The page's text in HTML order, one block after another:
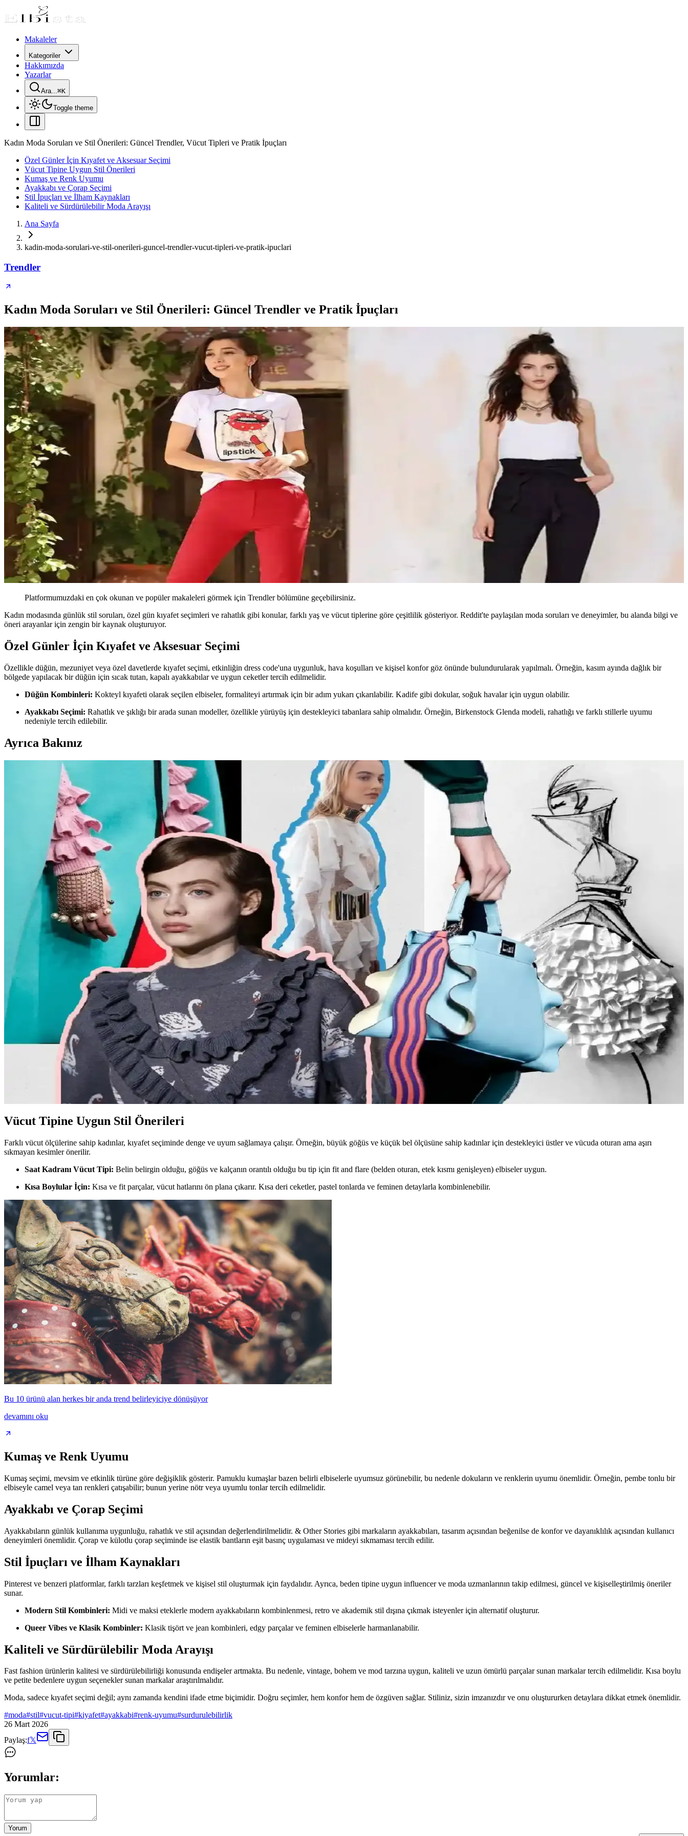
Makaleler
Kategoriler
Hakkımızda
Yazarlar
Ara...⌘K
Toggle theme
Kadın Moda Soruları ve Stil Önerileri: Güncel Trendler, Vücut Tipleri ve Pratik İpuçları
Özel Günler İçin Kıyafet ve Aksesuar Seçimi
Vücut Tipine Uygun Stil Önerileri
Kumaş ve Renk Uyumu
Ayakkabı ve Çorap Seçimi
Stil İpuçları ve İlham Kaynakları
Kaliteli ve Sürdürülebilir Moda Arayışı
Ana Sayfa
kadin-moda-sorulari-ve-stil-onerileri-guncel-trendler-vucut-tipleri-ve-pratik-ipuclari
Trendler
Kadın Moda Soruları ve Stil Önerileri: Güncel Trendler ve Pratik İpuçları
Platformumuzdaki en çok okunan ve popüler makaleleri görmek için Trendler bölümüne geçebilirsiniz.
Kadın modasında günlük stil soruları, özel gün kıyafet seçimleri ve rahatlık gibi konular, farklı yaş ve vücut tiplerine göre çeşitlilik gösteriyor. Reddit'te paylaşılan moda soruları ve deneyimler, bu alanda bilgi ve
öneri arayanlar için zengin bir kaynak oluşturuyor.
Özel Günler İçin Kıyafet ve Aksesuar Seçimi
Özellikle düğün, mezuniyet veya özel davetlerde kıyafet seçimi, etkinliğin dress code'una uygunluk, hava koşulları ve kişisel konfor göz önünde bulundurularak yapılmalı. Örneğin, kasım ayında dağlık bir
bölgede yapılacak bir düğün için sıcak tutan, kapalı ayakkabılar ve uygun ceketler tercih edilmelidir.
Düğün Kombinleri: Kokteyl kıyafeti olarak seçilen elbiseler, formaliteyi artırmak için bir adım yukarı çıkarılabilir. Kadife gibi dokular, soğuk havalar için uygun olabilir.
Ayakkabı Seçimi: Rahatlık ve şıklığı bir arada sunan modeller, özellikle yürüyüş için destekleyici tabanlara sahip olmalıdır. Örneğin, Birkenstock Glenda modeli, rahatlığı ve farklı stillerle uyumu
nedeniyle tercih edilebilir.
Ayrıca Bakınız
Carolyn Bessette Kennedy Stili ve 90'lar Minimalizminin Günümüzdeki Yansımaları
Carolyn Bessette Kennedy'nin 90'lar minimalizmini yansıtan stili, fiziksel özelliklere dayalı popülerliği ve aşırı yüceltilmesiyle tartışılıyor. Günümüzde moda daha fazla bireysellik ve çeşitlilik arıyor.
Günlük Moda Soruları ve Stil Önerileri: Vücut Tipine Uygun Kombinasyonlar ve Ayakkabı Seçimi
Moda ve stil, kişisel tercihlere göre şekillenir. Vücut tipine uygun kıyafet seçimi, günlük kombin önerileri ve rahat ayakkabı markalarıyla şıklığı yakalayın. İkinci el lüks ürün alımında dikkat edilmesi gerekenler
Kadın Modasında Beden Tipi, Sürdürülebilirlik ve Mevsime Uygun Stil Önerileri
Kadın modasında beden tipine uygun kıyafet seçimi, sürdürülebilir markalar ve mevsimsel kombin önerileri ele alınmaktadır. Estetik ve konforu birleştiren pratik stil yaklaşımları sunulmaktadır.
Kadın Moda Tavsiyeleri: Günlük Stil Önerileri, Vücut Şekline Uygun Giysiler ve Kombin İpuçları
Kadın modasında renk uyumu, vücut şekline uygun giysiler, rahat ayakkabılar ve aksesuar seçimi gibi konularda pratik öneriler sunulmaktadır. Stil ikonlarından ilham alınarak sürdürülebilir moda tercihleri
vurgulanıyor.
Kemer Tokalarının Moda ve Kültürel Anlamları: Şehir ve Kırsal Alanlarda Algı Farkları
Kemer tokaları, kırsal ve şehir kültürlerinde farklı anlamlar taşır. Kırsal bölgelerde başarı simgesi olan büyük tokalar, şehirlerde sade ve uyumlu tasarımlarla tercih edilir. Stil ve özgüven belirleyicidir.
Moda Mikrotrendleri: Geçmişten Günümüze Sevilen ve Hâlâ Tercih Edilen Parçalar
Moda mikrotrendleri genellikle kısa ömürlü olsa da bazı parçalar, nostalji ve kişisel stil nedeniyle uzun yıllar tercih edilmeye devam ediyor. Bu yazı, Reddit deneyimleriyle bu trendleri inceliyor.
Kavisli Vücut Tipleri İçin Doğru Kumaş ve Kesimlerle Yapısal Moda Rehberi
Kavisli vücut tiplerine uygun yapısal moda seçimlerinde doğru kumaş, kesim ve stil detayları önemlidir. Terzi hizmeti ve uygun markalarla estetik ve rahat kıyafetler elde edilir.
Günlük Moda Soruları ve Pratik Stil Önerileri: Rahatlık ve Şıklık Dengesi
Moda ve stil, kişisel tercihler ve çevresel ihtiyaçlarla şekillenir. Ev giyimi, iş görüşmesi, mevsimlik kıyafetler ve vücut tipine uygun önerilerle günlük şıklık ve rahatlık dengelenir.
Vücut Tipine Uygun Stil Önerileri
Farklı vücut ölçülerine sahip kadınlar, kıyafet seçiminde denge ve uyum sağlamaya çalışır. Örneğin, büyük göğüs ve küçük bel ölçüsüne sahip kadınlar için destekleyici üstler ve vücuda oturan ama aşırı
sıkmayan kesimler önerilir.
Saat Kadranı Vücut Tipi: Belin belirgin olduğu, göğüs ve kalçanın orantılı olduğu bu tip için fit and flare (belden oturan, etek kısmı genişleyen) elbiseler uygun.
Kısa Boylular İçin: Kısa ve fit parçalar, vücut hatlarını ön plana çıkarır. Kısa deri ceketler, pastel tonlarda ve feminen detaylarla kombinlenebilir.
Bu 10 ürünü alan herkes bir anda trend belirleyiciye dönüşüyor
devamını oku
Kumaş ve Renk Uyumu
Kumaş seçimi, mevsim ve etkinlik türüne göre değişiklik gösterir. Pamuklu kumaşlar bazen belirli elbiselerle uyumsuz görünebilir, bu nedenle dokuların ve renklerin uyumu önemlidir. Örneğin, pembe tonlu bir
elbiseyle camel veya tan renkleri çatışabilir; bunun yerine nötr veya uyumlu tonlar tercih edilmelidir.
Ayakkabı ve Çorap Seçimi
Ayakkabıların günlük kullanıma uygunluğu, rahatlık ve stil açısından değerlendirilmelidir. & Other Stories gibi markaların ayakkabıları, tasarım açısından beğenilse de konfor ve dayanıklılık açısından kullanıcı
deneyimleri önemlidir. Çorap ve külotlu çorap seçiminde ise elastik bantların eşit basınç uygulaması ve mideyi sıkmaması tercih edilir.
Stil İpuçları ve İlham Kaynakları
Pinterest ve benzeri platformlar, farklı tarzları keşfetmek ve kişisel stil oluşturmak için faydalıdır. Ayrıca, beden tipine uygun influencer ve moda uzmanlarının takip edilmesi, güncel ve kişiselleştirilmiş öneriler
sunar.
Modern Stil Kombinleri: Midi ve maksi eteklerle modern ayakkabıların kombinlenmesi, retro ve akademik stil dışına çıkmak isteyenler için alternatif oluşturur.
Queer Vibes ve Klasik Kombinler: Klasik tişört ve jean kombinleri, edgy parçalar ve feminen elbiselerle harmanlanabilir.
Kaliteli ve Sürdürülebilir Moda Arayışı
Fast fashion ürünlerin kalitesi ve sürdürülebilirliği konusunda endişeler artmakta. Bu nedenle, vintage, bohem ve mod tarzına uygun, kaliteli ve uzun ömürlü parçalar sunan markalar tercih edilmelidir. Kısa boylu
ve petite bedenlere uygun seçenekler sunan markalar araştırılmalıdır.
Moda, sadece kıyafet seçimi değil; aynı zamanda kendini ifade etme biçimidir. Doğru seçimler, hem konfor hem de özgüven sağlar. Stiliniz, sizin imzanızdır ve onu oluştururken detaylara dikkat etmek önemlidir.
#moda#stil#vucut-tipi#kiyafet#ayakkabi#renk-uyumu#surdurulebilirlik
26 Mart 2026
Paylaş:f𝕏
Yorumlar:
Yorum